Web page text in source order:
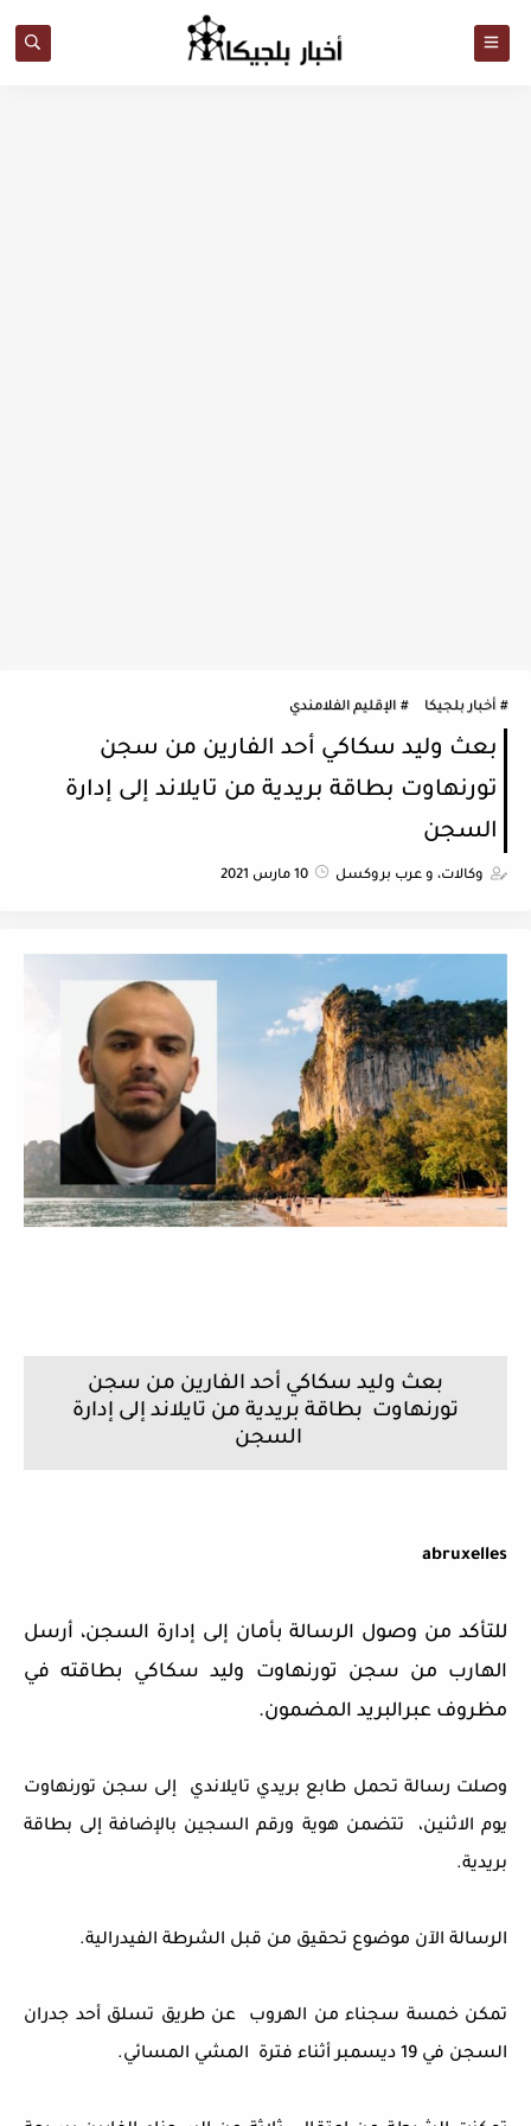
أخبار بلجيكا الإقليم الفلامندي
بعث وليد سكاكي أحد الفارين من سجن
تورنهاوت بطاقة بريدية من تايلاند إلى إدارة
السجن
وكالات، و عرب بروكسل 10 مارس 2021
بعث وليد سكاكي أحد الفارين من سجن
تورنهاوت بطاقة بريدية من تايلاند إلى إدارة
السجن
abruxelles
للتأكد من وصول الرسالة بأمان إلى إدارة السجن، أرسل
الهارب من سجن تورنهاوت وليد سكاكي
بطاقته في
مظروف عبرالبريد المضمون.
وصلت رسالة تحمل طابع بريدي تايلاندي إلى سجن تورنهاوت
يوم الاثنين، تتضمن هوية ورقم السجين بالإضافة إلى بطاقة
بريدية.
الرسالة الآن موضوع تحقيق من قبل الشرطة الفيدرالية.
تمكنخمسة سجناء من الهروب عن طريق تسلق أحد جدران
السجن في 19 ديسمبر أثناء فترة المشي المسائي.